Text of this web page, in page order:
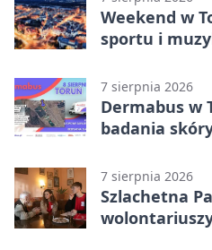
Weekend w
sportu i
7 sierpnia 2026
Dermabus w
badania
7 sierpnia 2026
Szlachetna